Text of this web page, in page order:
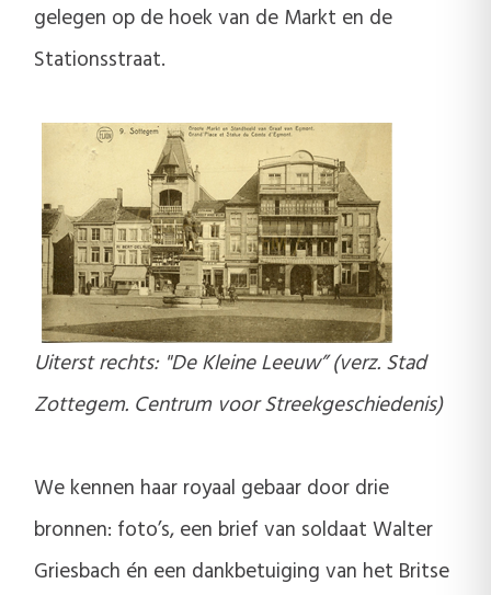
gelegen op de hoek van de Markt en de
Stationsstraat.
Uiterst rechts: "De Kleine Leeuw” (verz. Stad
Zottegem. Centrum voor Streekgeschiedenis)
We kennen haar royaal gebaar door drie
bronnen: foto’s, een brief van soldaat Walter
Griesbach én een dankbetuiging van het Britse